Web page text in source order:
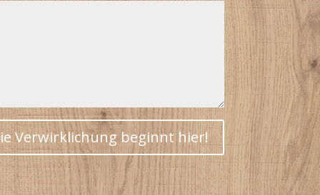
Verwirklichung beginnt hier!